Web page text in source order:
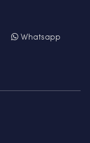
Whatsapp